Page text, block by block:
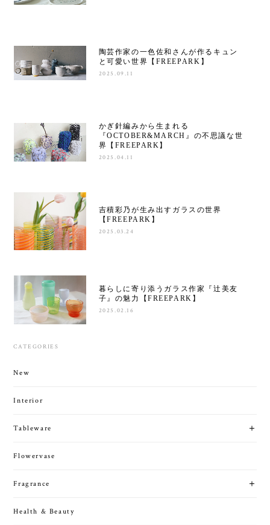
陶芸作家の一色佐和さんが作るキュン
と可愛い世界【FREEPARK】
2025.09.11
かぎ針編みから生まれる
『OCTOBER&MARCH』の不思議な世
界【FREEPARK】
2025.04.11
吉積彩乃が生み出すガラスの世界
【FREEPARK】
2025.03.24
暮らしに寄り添うガラス作家『辻美友
子』の魅力【FREEPARK】
2025.02.16
CATEGORIES
New
Interior
Tableware
Flowervase
Fragrance
Health & Beauty